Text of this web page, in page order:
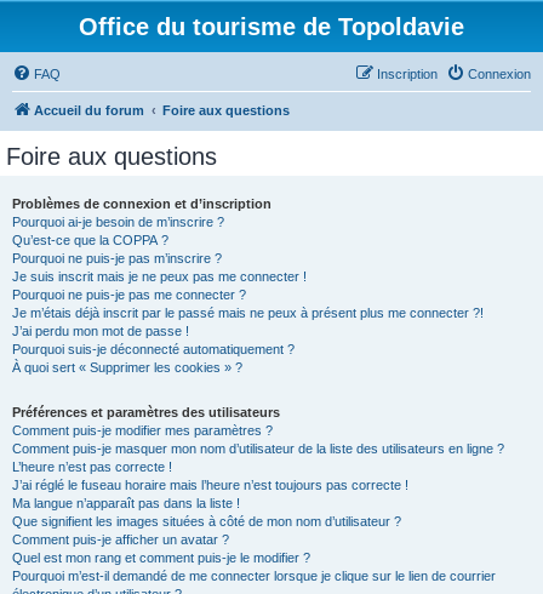
Office du tourisme de Topoldavie
FAQ Connexion
Inscription
Accueil du forum Foire aux questions
Foire aux questions
Problèmes de connexion et d’inscription
Pourquoi ai-je besoin de m’inscrire ?
Qu’est-ce que la COPPA ?
Pourquoi ne puis-je pas m’inscrire ?
Je suis inscrit mais je ne peux pas me connecter !
Pourquoi ne puis-je pas me connecter ?
Je m’étais déjà inscrit par le passé mais ne peux à présent plus me connecter ?!
J’ai perdu mon mot de passe !
Pourquoi suis-je déconnecté automatiquement ?
À quoi sert « Supprimer les cookies » ?
Préférences et paramètres des utilisateurs
Comment puis-je modifier mes paramètres ?
Comment puis-je masquer mon nom d’utilisateur de la liste des utilisateurs en ligne ?
L’heure n’est pas correcte !
J’ai réglé le fuseau horaire mais l’heure n’est toujours pas correcte !
Ma langue n’apparaît pas dans la liste !
Que signifient les images situées à côté de mon nom d’utilisateur ?
Comment puis-je afficher un avatar ?
Quel est mon rang et comment puis-je le modifier ?
Pourquoi m’est-il demandé de me connecter lorsque je clique sur le lien de courrier